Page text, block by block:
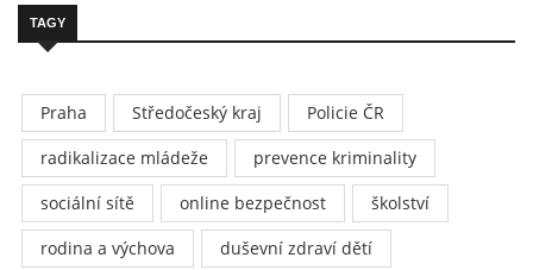
TAGY
Praha Středočeský kraj
Policie ČR
radikalizace mládeže
prevence kriminality
sociální sítě
online bezpečnost
školství
rodina a výchova
duševní zdraví dětí